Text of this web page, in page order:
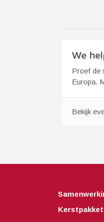
We
Proef de
Europa.
Bekijk